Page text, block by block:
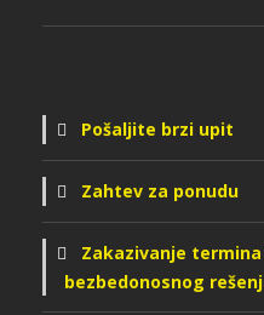
Pošaljite brzi upit
Zahtev za ponudu
Zakazivanje
bezbedonosnog